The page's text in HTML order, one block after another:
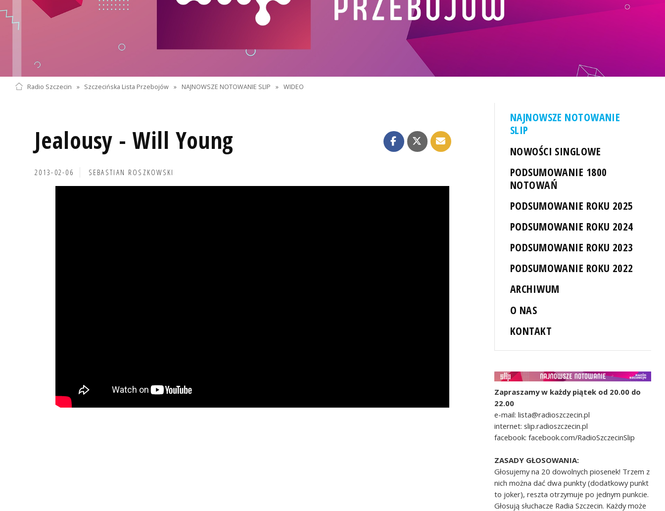
Radio Szczecin » Szczecińska Lista Przebojów » NAJNOWSZE NOTOWANIE SLIP » WIDEO
Jealousy - Will Young
2013-02-06 SEBASTIAN ROSZKOWSKI
NAJNOWSZE NOTOWANIE
SLIP
NOWOŚCI SINGLOWE
PODSUMOWANIE 1800
NOTOWAŃ
PODSUMOWANIE ROKU 2025
PODSUMOWANIE ROKU 2024
PODSUMOWANIE ROKU 2023
PODSUMOWANIE ROKU 2022
ARCHIWUM
O NAS
KONTAKT
Zapraszamy w każdy piątek od 20.00 do
22.00
e-mail: lista@radioszczecin.pl
internet: slip.radioszczecin.pl
facebook: facebook.com/RadioSzczecinSlip
ZASADY GŁOSOWANIA:
Głosujemy na 20 dowolnych piosenek! Trzem z
nich można dać dwa punkty (dodatkowy punkt
to joker), reszta otrzymuje po jednym punkcie.
Głosują słuchacze Radia Szczecin. Każdy może